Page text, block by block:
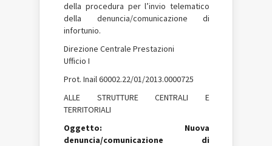
della procedura per l’invio telematico
della denuncia/comunicazione di
infortunio.
Direzione Centrale Prestazioni
Ufficio I
Prot. Inail 60002.22/01/2013.0000725
ALLE STRUTTURE CENTRALI E
TERRITORIALI
Oggetto: Nuova
denuncia/comunicazione di